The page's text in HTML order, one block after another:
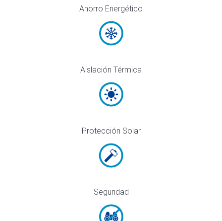
Ahorro Energético
Aislación Térmica
Protección Solar
Seguridad